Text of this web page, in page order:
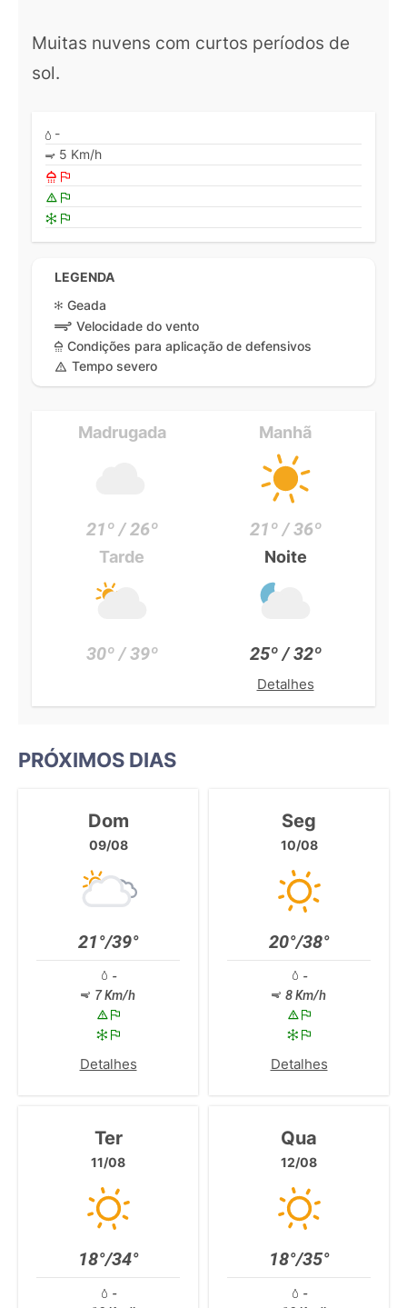
Muitas nuvens com curtos períodos de
sol.
-
5 Km/h
LEGENDA
Geada
Velocidade do vento
Condições para aplicação de defensivos
Tempo severo
Madrugada
21º / 26º
Manhã
21º / 36º
Tarde
30º / 39º
Noite
25º / 32º
Detalhes
PRÓXIMOS DIAS
Dom
09/08
21°/39°
-
7 Km/h
Detalhes
Seg
10/08
20°/38°
-
8 Km/h
Detalhes
Ter
11/08
18°/34°
-
Qua
12/08
18°/35°
-